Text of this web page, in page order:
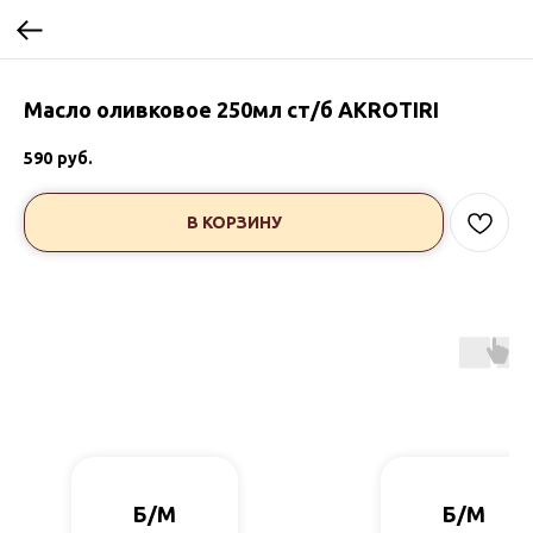
Масло оливковое 250мл ст/б AKROTIRI
590 руб.
В КОРЗИНУ
Б/М
Б/М